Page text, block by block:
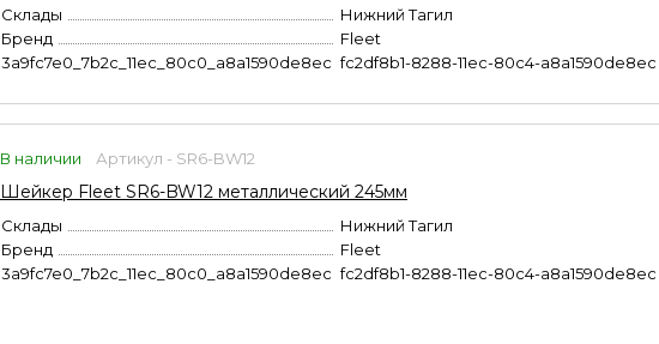
Склады
Нижний Тагил
Бренд
Fleet
3a9fc7e0_7b2c_11ec_80c0_a8a1590de8ec fc2df8b1-8288-11ec-80c4-a8a1590de8ec
В наличии Артикул - SR6-BW12
Шейкер Fleet SR6-BW12 металлический 245мм
Склады
Нижний Тагил
Бренд
Fleet
3a9fc7e0_7b2c_11ec_80c0_a8a1590de8ec fc2df8b1-8288-11ec-80c4-a8a1590de8ec